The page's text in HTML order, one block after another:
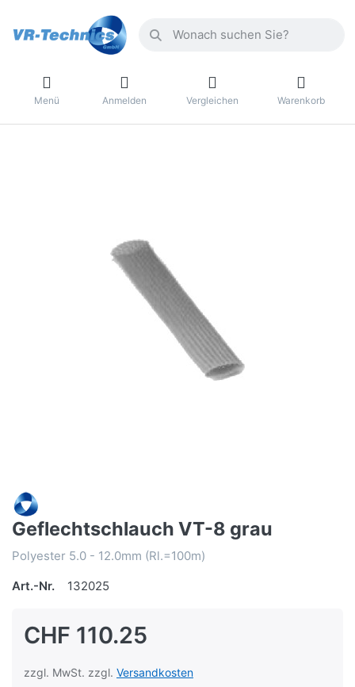
Menü Anmelden Vergleichen Warenkorb
Geflechtschlauch VT-8 grau
Polyester 5.0 - 12.0mm (Rl.=100m)
Art.-Nr.
132025
CHF 110.25
zzgl. MwSt. zzgl. Versandkosten